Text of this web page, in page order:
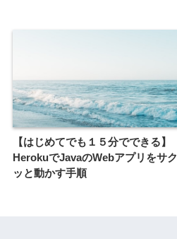
【はじめてでも１５分でできる】
HerokuでJavaのWebアプリをサク
ッと動かす手順